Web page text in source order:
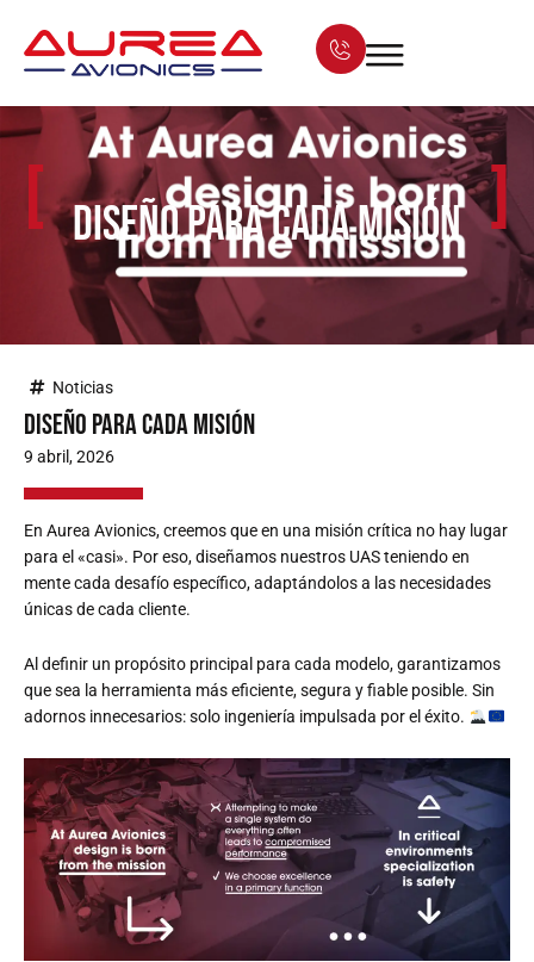
[ Diseño para cada misión ]
Noticias
Diseño para cada misión
9 abril, 2026
En Aurea Avionics, creemos que en una misión crítica no hay lugar
para el «casi». Por eso, diseñamos nuestros UAS teniendo en
mente cada desafío específico, adaptándolos a las necesidades
únicas de cada cliente.
Al definir un propósito principal para cada modelo, garantizamos
que sea la herramienta más eficiente, segura y fiable posible. Sin
adornos innecesarios: solo ingeniería impulsada por el éxito.